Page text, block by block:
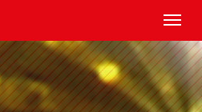
T
o
g
g
E
N
D